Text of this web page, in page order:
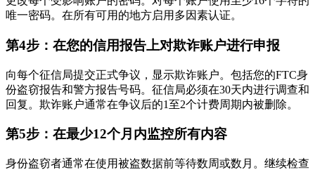
唯一密码。在所有可用的地方启用多因素认证。
第4步：在您的信用报告上对欺诈账户进行申报
向每个征信局提交正式争议，显示欺诈账户。包括您的FTC身
份盗窃报告和警方报告号码。征信局必须在30天内进行调查和
回复。欺诈账户通常在争议后的1至2个计费周期内被删除。
第5步：在最少12个月内监控所有内容
身份盗窃者通常在使用被盗数据前等待数周或数月。继续检查